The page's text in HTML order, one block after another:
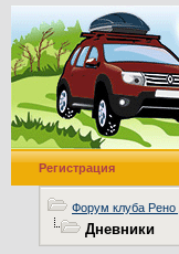
Регистрация
Форум клуба Рено
Дневники